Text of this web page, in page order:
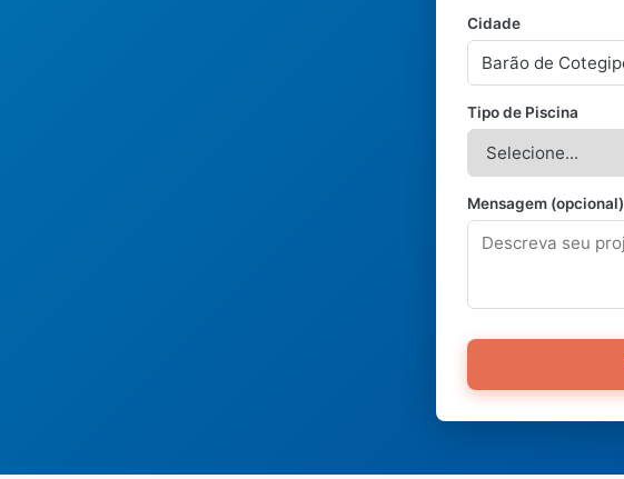
Cidade
Tipo de Piscina
Mensagem (opcional)